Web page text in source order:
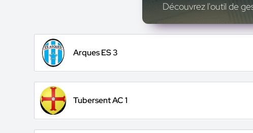
Découvrez l'outil de
Arques ES 3
Tubersent AC 1